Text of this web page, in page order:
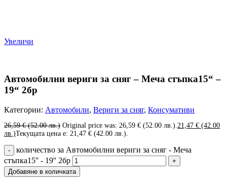
Увеличи
Автомобилни вериги за сняг – Меча стъпка15“ –
19“ 2бр
Категории: Автомобили, Вериги за сняг, Консумативи
26,59€ (52.00 лв.) Original price was: 26,59 € (52.00 лв.). 21,47 € (42.00
лв.)Текущата цена е: 21,47 € (42.00 лв.).
количество за Автомобилни вериги за сняг - Меча
стъпка15'' - 19'' 2бр
Добавяне в количката